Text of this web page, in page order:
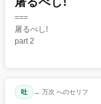
===
屠るべし!
part 2
吐 → 万次 へのセリフ